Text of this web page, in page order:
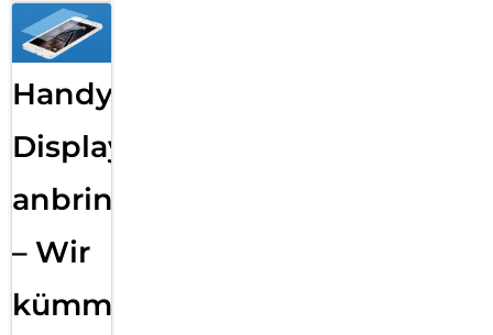
Handy
Displayfolie
anbringen
– Wir
kümmern